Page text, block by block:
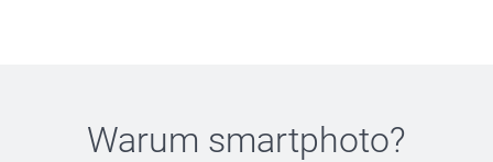
Warum smartphoto?